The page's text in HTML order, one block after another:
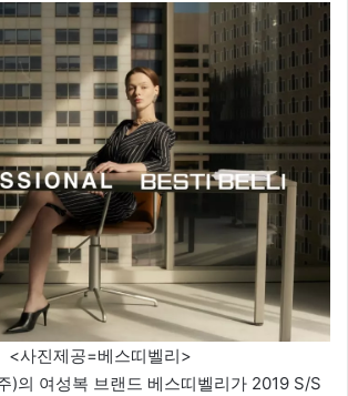
<사진제공=베스띠벨리>
)의 여성복 브랜드 베스띠벨리가 2019 S/S